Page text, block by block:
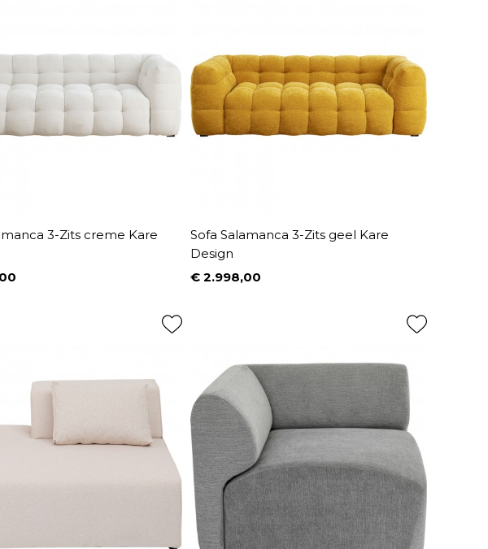
3-Zits creme Kare
Sofa Salamanca 3-Zits geel Kare
Design
Prijs
€ 2.998,00